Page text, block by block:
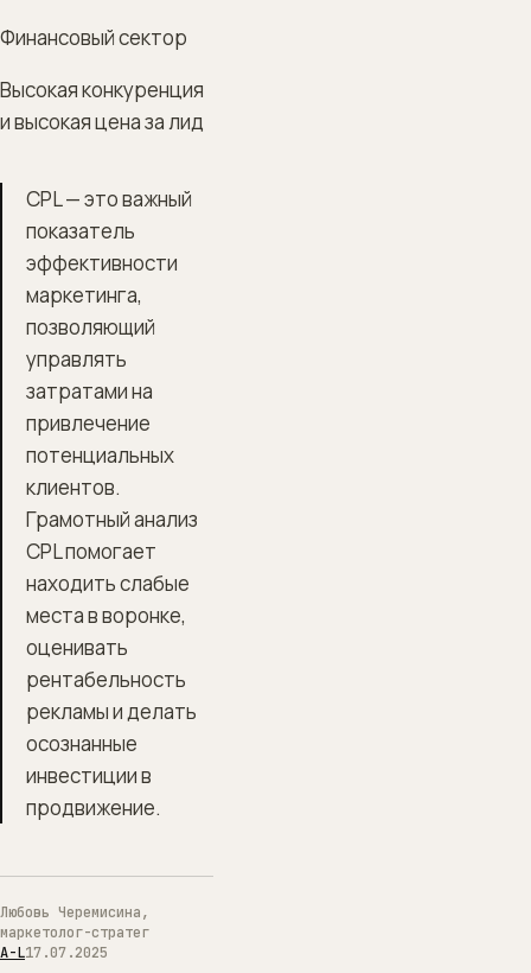
Финансовый сектор
Высокая конкуренция
и высокая цена за лид
CPL — это важный
показатель
эффективности
маркетинга,
позволяющий
управлять
затратами на
привлечение
потенциальных
клиентов.
Грамотный анализ
CPL помогает
находить слабые
места в воронке,
оценивать
рентабельность
рекламы и делать
осознанные
инвестиции в
продвижение.
Любовь Черемисина,
маркетолог-стратег
A-L17.07.2025